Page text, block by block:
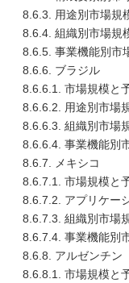
8.6.3. 用途別市場規
8.6.4. 組織別市場規
8.6.5. 事業機能別市
8.6.6. ブラジル
8.6.6.1. 市場規模と
8.6.6.2. 用途別市場
8.6.6.3. 組織別市場
8.6.6.4. 事業機能別
8.6.7. メキシコ
8.6.7.1. 市場規模と
8.6.7.2. アプリケー
8.6.7.3. 組織別市場
8.6.7.4. 事業機能別
8.6.8. アルゼンチン
8.6.8.1. 市場規模と